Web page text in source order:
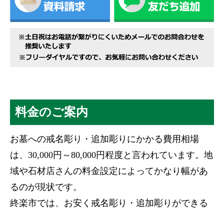
料金のご案内
お墓への戒名彫り・追加彫りにかかる費用相場
は、30,000円～80,000円程度と言われています。地
域や石材店さんの料金設定によってかなり幅があ
るのが現状です。
終楽市では、お安く戒名彫り・追加彫りができる